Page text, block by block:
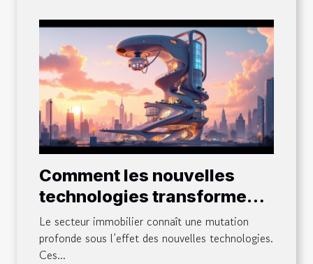
Comment les nouvelles
technologies transforment-
elles le secteur immobilier ?
Le secteur immobilier connaît une mutation
profonde sous l’effet des nouvelles technologies.
Ces...